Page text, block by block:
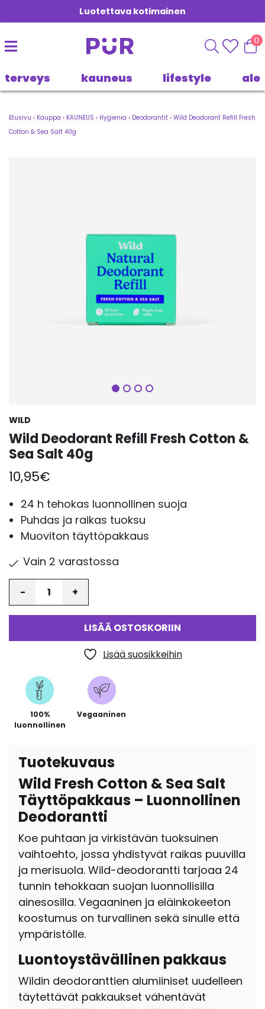
Luotettava kotimainen
0
terveys kauneus lifestyle ale
Etusivu › Kauppa › KAUNEUS › Hygienia › Deodorantit › Wild Deodorant Refill Fresh
Cotton & Sea Salt 40g
Seuraava
WILD
Wild Deodorant Refill Fresh Cotton &
Sea Salt 40g
10,95€
24 h tehokas luonnollinen suoja
Puhdas ja raikas tuoksu
Muoviton täyttöpakkaus
Vain 2 varastossa
LISÄÄ OSTOSKORIIN
Lisää suosikkeihin
100%
luonnollinen
Vegaaninen
Tuotekuvaus
Wild Fresh Cotton & Sea Salt
Täyttöpakkaus – Luonnollinen
Deodorantti
Koe puhtaan ja virkistävän tuoksuinen
vaihtoehto, jossa yhdistyvät raikas puuvilla
ja merisuola. Wild-deodorantti tarjoaa 24
tunnin tehokkaan suojan luonnollisilla
ainesosilla. Vegaaninen ja eläinkokeeton
koostumus on turvallinen sekä sinulle että
ympäristölle.
Luontoystävällinen pakkaus
Wildin deodoranttien alumiiniset uudelleen
täytettävät pakkaukset vähentävät